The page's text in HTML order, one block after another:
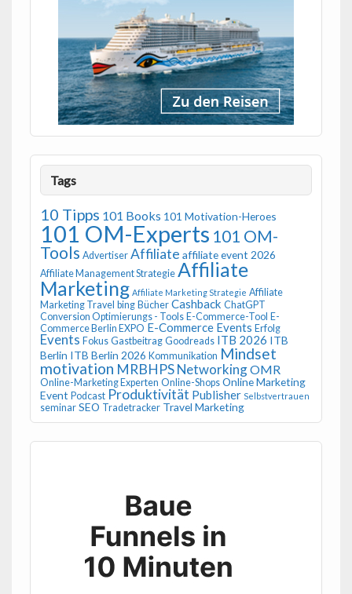
Tags
10 Tipps 101 Books 101 Motivation-Heroes
101 OM-Experts 101 OM-
Tools Advertiser Affiliate affiliate event 2026
Affiliate Management Strategie Affiliate
Marketing Affiliate Marketing Strategie Affiliate
Marketing Travel bing Bücher Cashback ChatGPT
Conversion Optimierungs - Tools E-Commerce-Tool E-
Commerce Berlin EXPO E-Commerce Events Erfolg
Events Fokus Gastbeitrag Goodreads ITB 2026 ITB
Berlin ITB Berlin 2026 Kommunikation Mindset
motivation MRBHPSNetworkingOMR
Online-Marketing Experten Online-Shops Online Marketing
Event Podcast Produktivität Publisher Selbstvertrauen
seminar SEO Tradetracker Travel Marketing